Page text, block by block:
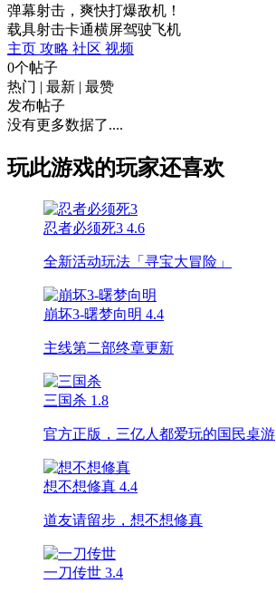
弹幕射击，爽快打爆敌机！
载具射击卡通横屏驾驶飞机
主页 攻略 社区 视频
0个帖子
热门 | 最新 | 最赞
发布帖子
没有更多数据了....
玩此游戏的玩家还喜欢
忍者必须死3 4.6
全新活动玩法「寻宝大冒险」
崩坏3-曙梦向明 4.4
主线第二部终章更新
三国杀 1.8
官方正版，三亿人都爱玩的国民桌游
想不想修真 4.4
道友请留步，想不想修真
一刀传世 3.4